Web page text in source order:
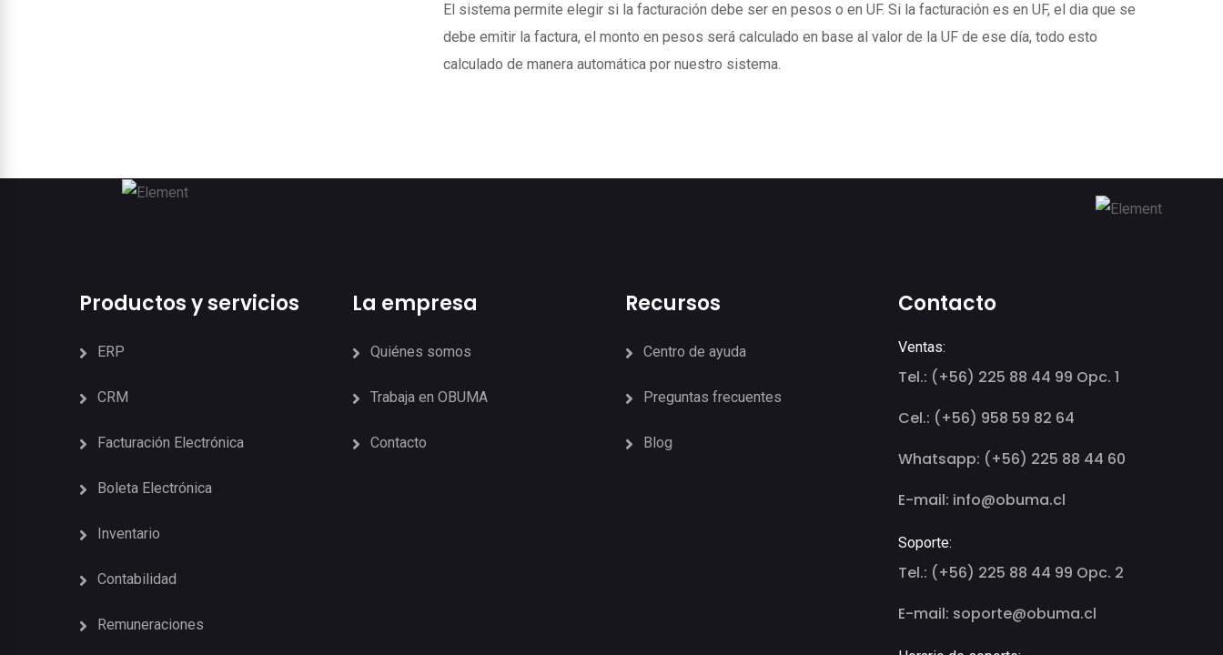
El sistema permite elegir si la facturación debe ser en pesos o en UF. Si la facturación es en UF, el dia que se
debe emitir la factura, el monto en pesos será calculado en base al valor de la UF de ese día, todo esto
calculado de manera automática por nuestro sistema.
Productos y servicios
ERP
CRM
Facturación Electrónica
Boleta Electrónica
Inventario
Contabilidad
Remuneraciones
La empresa
Quiénes somos
Trabaja en OBUMA
Contacto
Recursos
Centro de ayuda
Preguntas frecuentes
Blog
Contacto
Ventas:
Tel.: (+56) 225 88 44 99 Opc. 1
Cel.: (+56) 958 59 82 64
Whatsapp: (+56) 225 88 44 60
E-mail: info@obuma.cl
Soporte:
Tel.: (+56) 225 88 44 99 Opc. 2
E-mail: soporte@obuma.cl